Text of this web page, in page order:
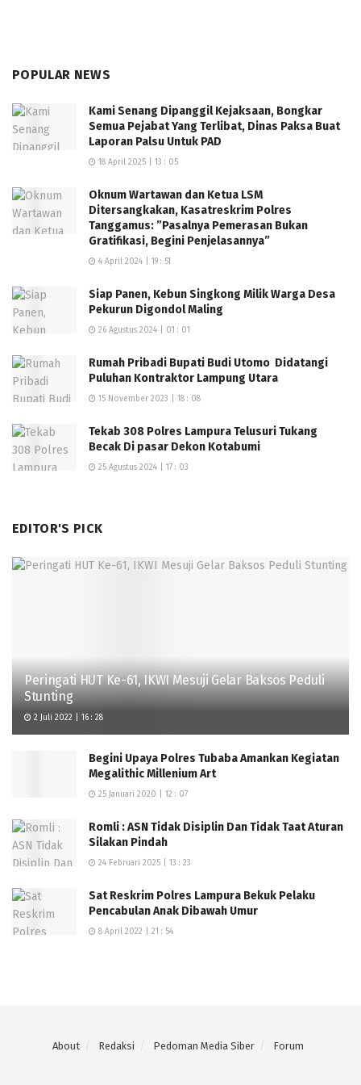
POPULAR NEWS
Kami Senang Dipanggil Kejaksaan, Bongkar
Semua Pejabat Yang Terlibat, Dinas Paksa Buat
Laporan Palsu Untuk PAD
18 April 2025 | 13 : 05
Oknum Wartawan dan Ketua LSM
Ditersangkakan, Kasatreskrim Polres
Tanggamus: ”Pasalnya Pemerasan Bukan
Gratifikasi, Begini Penjelasannya”
4 April 2024 | 19 : 51
Siap Panen, Kebun Singkong Milik Warga Desa
Pekurun Digondol Maling
26 Agustus 2024 | 01 : 01
Rumah Pribadi Bupati Budi Utomo Didatangi
Puluhan Kontraktor Lampung Utara
15 November 2023 | 18 : 08
Tekab 308 Polres Lampura Telusuri Tukang
Becak Di pasar Dekon Kotabumi
25 Agustus 2024 | 17 : 03
EDITOR'S PICK
Peringati HUT Ke-61, IKWI Mesuji Gelar Baksos Peduli
Stunting
2 Juli 2022 | 16 : 28
Begini Upaya Polres Tubaba Amankan Kegiatan
Megalithic Millenium Art
25 Januari 2020 | 12 : 07
Romli : ASN Tidak Disiplin Dan Tidak Taat Aturan
Silakan Pindah
24 Februari 2025 | 13 : 23
Sat Reskrim Polres Lampura Bekuk Pelaku
Pencabulan Anak Dibawah Umur
8 April 2022 | 21 : 54
About Redaksi Pedoman Media Siber Forum